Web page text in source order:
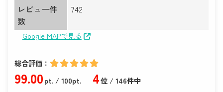
レビュー件
数
742
Google MAPで見る
総合評価：
99.00pt./ 100pt. 4位 / 146件中